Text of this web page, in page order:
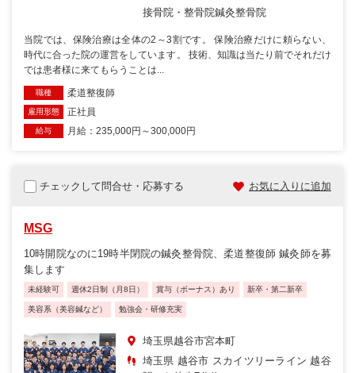
接骨院・整骨院鍼灸整骨院
当院では、保険治療は全体の2～3割です。 保険治療だけに頼らない、
時代に合った院の運営をしています。 技術、知識は当たり前でそれだけ
では患者様に来てもらうことは...
職種 柔道整復師
雇用形態 正社員
給与 月給：235,000円～300,000円
チェックして問合せ・応募する お気に入りに追加
MSG
10時開院なのに19時半閉院の鍼灸整骨院、柔道整復師 鍼灸師を募
集します
未経験可 週休2日制（月8日） 賞与（ボーナス）あり 新卒・第二新卒
美容系（美容鍼など） 勉強会・研修充実
埼玉県越谷市宮本町
埼玉県 越谷市 スカイツリーライン 越谷